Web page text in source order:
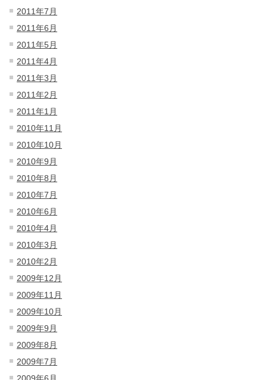
2011年7月
2011年6月
2011年5月
2011年4月
2011年3月
2011年2月
2011年1月
2010年11月
2010年10月
2010年9月
2010年8月
2010年7月
2010年6月
2010年4月
2010年3月
2010年2月
2009年12月
2009年11月
2009年10月
2009年9月
2009年8月
2009年7月